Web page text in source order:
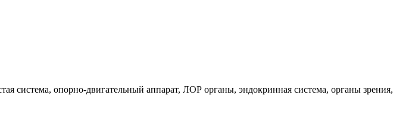
система, опорно-двигательный аппарат, ЛОР органы, эндокринная система, органы зрения,